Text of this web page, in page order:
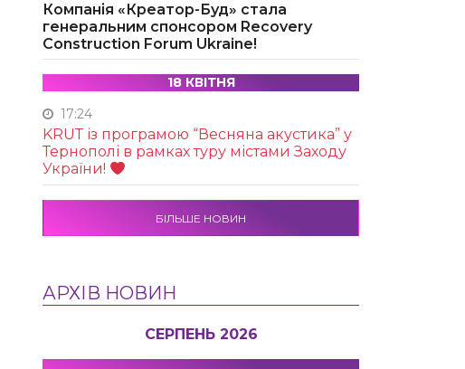
Компанія «Креатор-Буд» стала
генеральним спонсором Recovery
Construction Forum Ukraine!
18 КВІТНЯ
17:24
KRUТ із програмою “Весняна акустика” у
Тернополі в рамках туру містами Заходу
України!
БІЛЬШЕ НОВИН
АРХІВ НОВИН
СЕРПЕНЬ 2026